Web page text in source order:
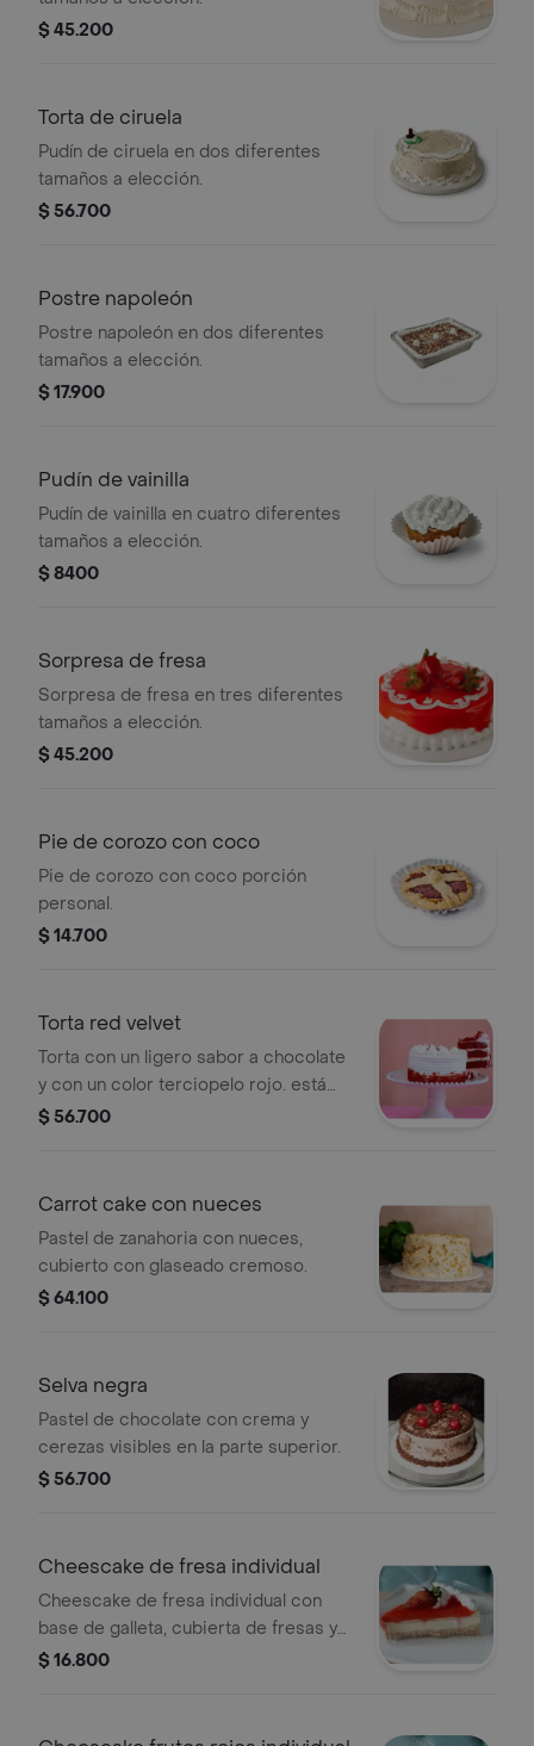
$ 45.200
Torta de ciruela
Pudín de ciruela en dos diferentes
tamaños a elección.
$ 56.700
Postre napoleón
Postre napoleón en dos diferentes
tamaños a elección.
$ 17.900
Pudín de vainilla
Pudín de vainilla en cuatro diferentes
tamaños a elección.
$ 8400
Sorpresa de fresa
Sorpresa de fresa en tres diferentes
tamaños a elección.
$ 45.200
Pie de corozo con coco
Pie de corozo con coco porción
personal.
$ 14.700
Torta red velvet
Torta con un ligero sabor a chocolate
y con un color terciopelo rojo. está
cubierta con una deliciosa mezcla de
$ 56.700
Carrot cake con nueces
Pastel de zanahoria con nueces,
cubierto con glaseado cremoso.
$ 64.100
Selva negra
Pastel de chocolate con crema y
cerezas visibles en la parte superior.
$ 56.700
Cheescake de fresa individual
Cheescake de fresa individual con
base de galleta, cubierta de fresas y
crema.
$ 16.800